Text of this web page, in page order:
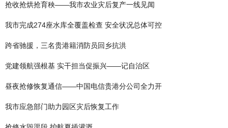
抢收抢烘抢育秧——我市农业灾后复产一线见闻
我市完成274座水库全覆盖检查 安全状况总体可控
跨省驰援，三名贵港籍消防员回乡抗洪
党建领航强根基 实干担当促振兴——记自治区
昼夜抢修恢复通信——中国电信贵港分公司全力开
我市应急部门助力园区灾后恢复工作